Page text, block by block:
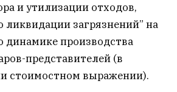
и утилизации отходов,
ликвидации загрязнений” на
динамике производства
представителей (в
стоимостном выражении).